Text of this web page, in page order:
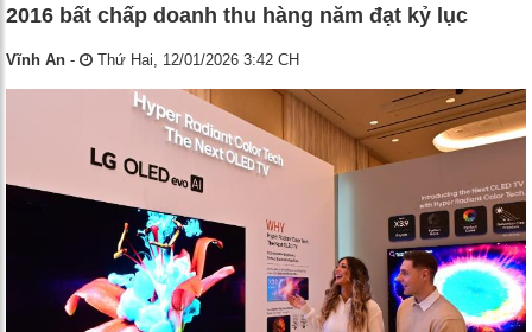
2016 bất chấp doanh thu hàng năm đạt kỷ lục
Vĩnh An - Thứ Hai, 12/01/2026 3:42 CH